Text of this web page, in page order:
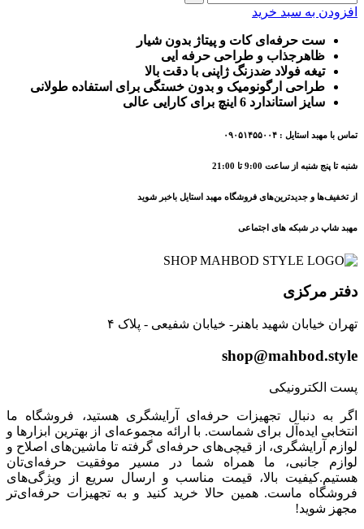
افزودن به سبد خرید
ست حرفه‌ای کات و پیتاژ بدون شیار
ظاهرجذاب و طراحی حرفه ایی
تیغه فولاد ضدزنگ ژاپنی با دقت بالا
طراحی ارگونومیک و بدون خستگی برای استفاده طولانی
سایز استاندارد 6 اینچ برای کارایی عالی
تماس با مهبد استایل : ۰۹۰۵۱۴۵۵۰۰۴
شنبه تا پنج شنبه از ساعت 9:00 تا 21:00
از تخفیف‌ها و جدیدترین‌های فروشگاه مهبد استایل باخبر شوید
مهبد شاپ در شبکه های اجتماعی
دفتر مرکزی
تهران خیابان شهید باهنر- خیابان شفیعی - پلاک ۴
shop@mahbod.style
پست الکترونیکی
اگر به دنبال تجهیزات حرفه‌ای آرایشگری هستید، فروشگاه ما
انتخابی ایده‌آل برای شماست. با ارائه مجموعه‌ای از بهترین ابزارها و
لوازم آرایشگری، از قیچی‌های حرفه‌ای گرفته تا ماشین‌های اصلاح و
لوازم جانبی، ما همراه شما در مسیر موفقیت حرفه‌ای‌تان
هستیم.کیفیت بالا، قیمت مناسب و ارسال سریع از ویژگی‌های
فروشگاه ماست. همین حالا خرید کنید و به تجهیزات حرفه‌ای‌تر
مجهز شوید!